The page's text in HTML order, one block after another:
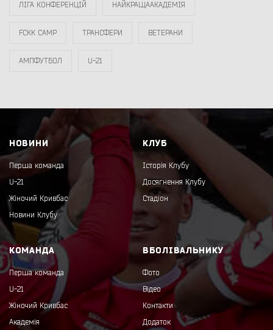
ЛІГА КОНФЕРЕНЦІЙ НАЙКРАЩААКАДЕМІЯ
FCKK CAMP ТРАНСФЕРИ ВЕТЕРАНИ
АМПФУТБОЛ U-21
НОВИНИ
Перша команда
U-21
Жіночий Кривбас
Новини Клубу
КЛУБ
Історія Клубу
Досягнення Клубу
Стадіон
КОМАНДА
Перша команда
U-21
Жіночий Кривбас
Академія
ВБОЛІВАЛЬНИКУ
Фото
Відео
Контакти
Додаток